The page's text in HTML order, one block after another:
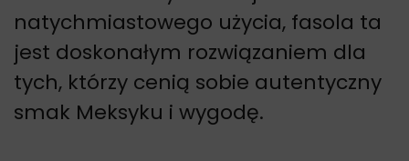
natychmiastowego użycia, fasola ta
jest doskonałym rozwiązaniem dla
tych, którzy cenią sobie autentyczny
smak Meksyku i wygodę.